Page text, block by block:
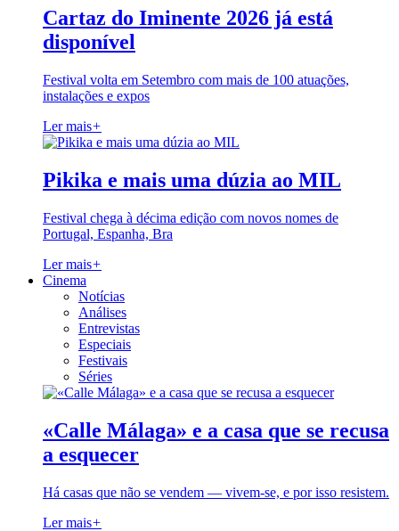
Cartaz do Iminente 2026 já está
disponível
Festival volta em Setembro com mais de 100 atuações,
instalações e expos
Ler mais+
Pikika e mais uma dúzia ao MIL
Festival chega à décima edição com novos nomes de
Portugal, Espanha, Bra
Ler mais+
Cinema
Notícias
Análises
Entrevistas
Especiais
Festivais
Séries
«Calle Málaga» e a casa que se recusa
a esquecer
Há casas que não se vendem — vivem-se, e por isso resistem.
Ler mais+